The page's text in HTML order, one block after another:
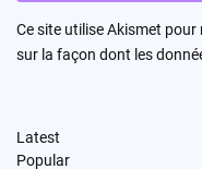
Ce site utilise Akismet pour
sur la façon dont les
Latest
Popular